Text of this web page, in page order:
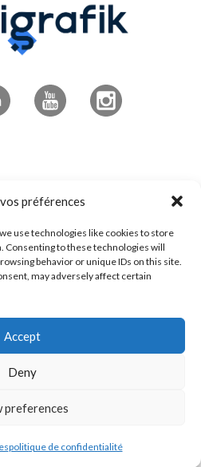
préférences
use technologies like cookies to store
Consenting to these technologies will
behavior or unique IDs on this site.
may adversely affect certain
Accept
Deny
preferences
politique de confidentialité
de Portland
QC
294-0233